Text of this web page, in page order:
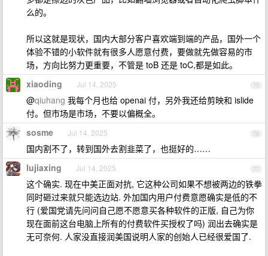
么的。
所以这就是现状，国内大部分客户喜欢端到端的产品，国外一个
体验不错的小软件就有很多人愿意付费，要做就先做容易的市
场，方向比努力更重要，不管是 toB 还是 toC,都是如此。
75
xiaoding Jul 14, 2025
@qiuhang 我每个月也给 openai 付，另外我还给剪映和 islide
付。但市场是市场，不要以偏概全。
76
sosme Jul 14, 2025
国内割不了，转到国外去割韭菜了，也挺好的……
77
lujiaxing Jul 14, 2025
这个确实. 现在中美正面对抗, 它这种公司如果不想被两边的铁拳
同时砸过来就只能选边站. 外加国内用户付费意愿确实是低的不
行 (爱国党请先问问自己愿不愿意买各种软件的正版, 自己为你
现在面前这台电脑上所有的付费软件买授权了吗) 润出去确实是
无可奈何. 人家没直接润美国说明人家的创始人已经很爱国了.